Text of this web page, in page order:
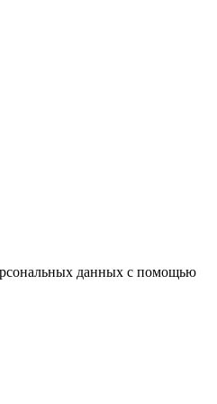
данных с помощью